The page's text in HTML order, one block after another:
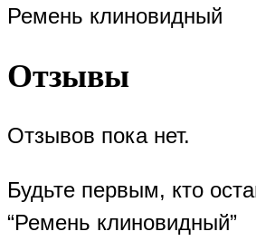
Ремень клиновидный
Отзывы
Отзывов пока нет.
Будьте первым, кто
“Ремень клиновидный”